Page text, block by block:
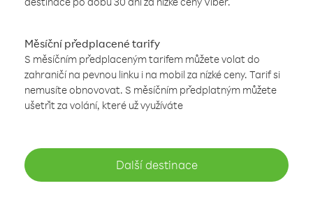
Měsíční předplacené tarify
S měsíčním předplaceným tarifem můžete volat do
zahraničí na pevnou linku i na mobil za nízké ceny. Tarif si
nemusíte obnovovat. S měsíčním předplatným můžete
ušetřit za volání, které už využíváte
Další destinace